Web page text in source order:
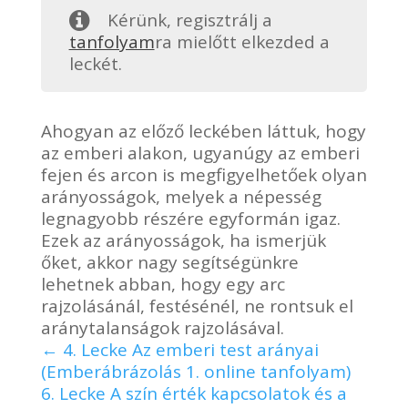
Kérünk, regisztrálj a
tanfolyamra mielőtt elkezded a
leckét.
Ahogyan az előző leckében láttuk, hogy
az emberi alakon, ugyanúgy az emberi
fejen és arcon is megfigyelhetőek olyan
arányosságok, melyek a népesség
legnagyobb részére egyformán igaz.
Ezek az arányosságok, ha ismerjük
őket, akkor nagy segítségünkre
lehetnek abban, hogy egy arc
rajzolásánál, festésénél, ne rontsuk el
aránytalanságok rajzolásával.
4. Lecke Az emberi test arányai
(Emberábrázolás 1. online tanfolyam)
6. Lecke A szín érték kapcsolatok és a